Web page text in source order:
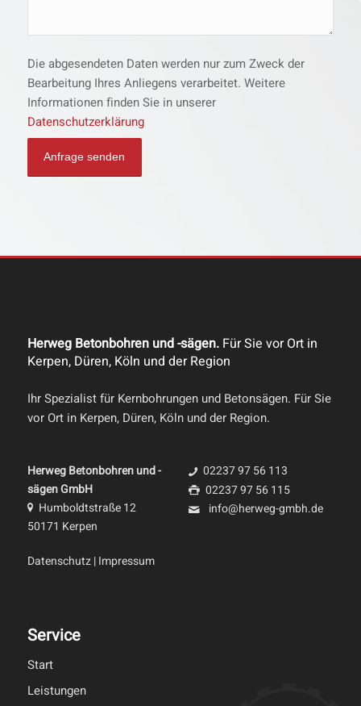
Die abgesendeten Daten werden nur zum Zweck der
Bearbeitung Ihres Anliegens verarbeitet. Weitere
Informationen finden Sie in unserer
Datenschutzerklärung
Herweg Betonbohren und -sägen.Für Sie vor Ort in
Kerpen, Düren, Köln und der Region
Ihr Spezialist für Kernbohrungen und Betonsägen. Für Sie
vor Ort in Kerpen, Düren, Köln und der Region.
Herweg Betonbohren und -
sägen GmbH
Humboldtstraße 12
50171 Kerpen
Datenschutz|Impressum
02237 97 56 113
02237 97 56 115
info@herweg-gmbh.de
Service
Start
Leistungen